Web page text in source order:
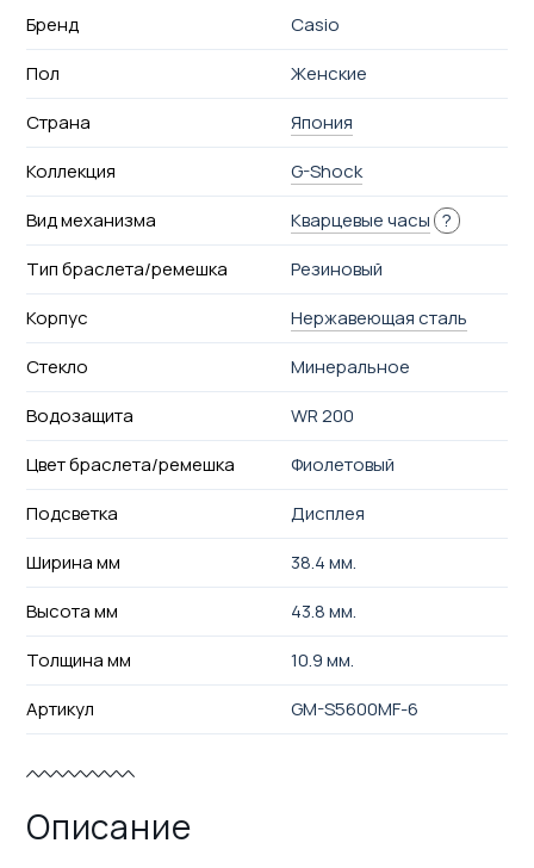
Бренд
Casio
Пол
Женские
Страна
Япония
Коллекция
G-Shock
Вид механизма
Кварцевые часы ?
Тип браслета/ремешка
Резиновый
Корпус
Нержавеющая сталь
Стекло
Минеральное
Водозащита
WR 200
Цвет браслета/ремешка
Фиолетовый
Подсветка
Дисплея
Ширина мм
38.4 мм.
Высота мм
43.8 мм.
Толщина мм
10.9 мм.
Артикул
GM-S5600MF-6
Описание